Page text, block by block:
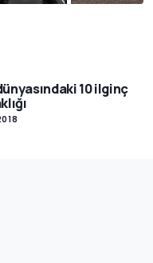
10 ilginç